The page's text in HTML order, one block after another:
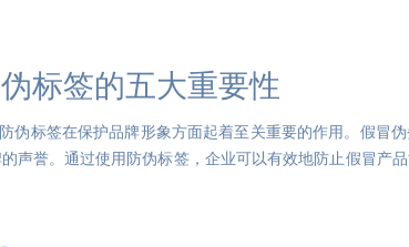
标签的五大重要性
伪标签在保护品牌形象方面起着至关重要的作用。假冒
声誉。通过使用防伪标签，企业可以有效地防止假冒产